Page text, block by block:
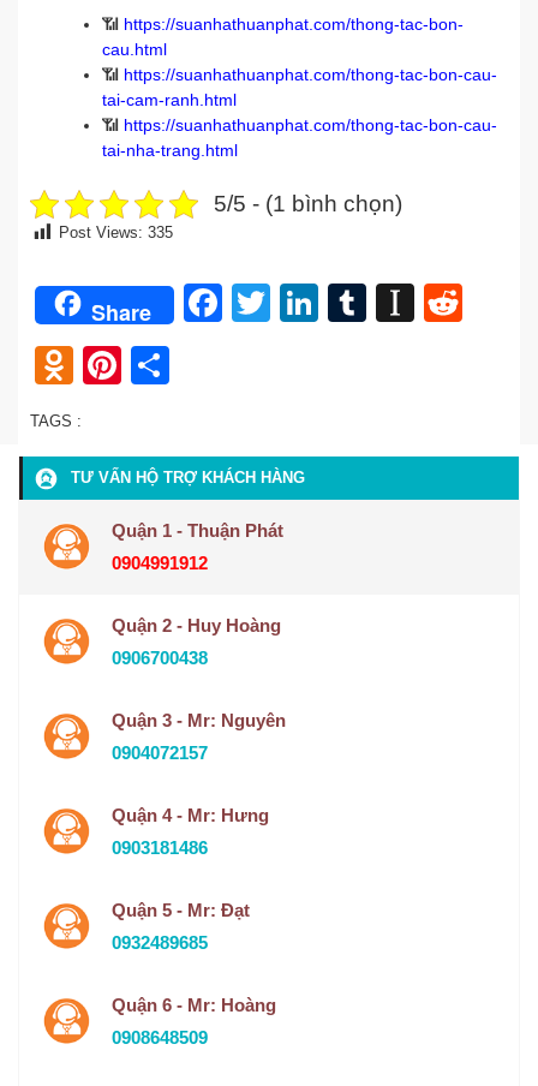
📶 https://suanhathuanphat.com/thong-tac-bon-
cau.html
📶 https://suanhathuanphat.com/thong-tac-bon-cau-
tai-cam-ranh.html
📶 https://suanhathuanphat.com/thong-tac-bon-cau-
tai-nha-trang.html
5/5 - (1 bình chọn)
Post Views: 335
Share Facebook
TwitterLinkedIn
Tumblr
Odnoklassniki
Pinterest
TAGS :
TƯ VẤN HỘ TRỢ KHÁCH HÀNG
Quận 1 - Thuận Phát
0904991912
Quận 2 - Huy Hoàng
0906700438
Quận 3 - Mr: Nguyên
0904072157
Quận 4 - Mr: Hưng
0903181486
Quận 5 - Mr: Đạt
0932489685
Quận 6 - Mr: Hoàng
0908648509